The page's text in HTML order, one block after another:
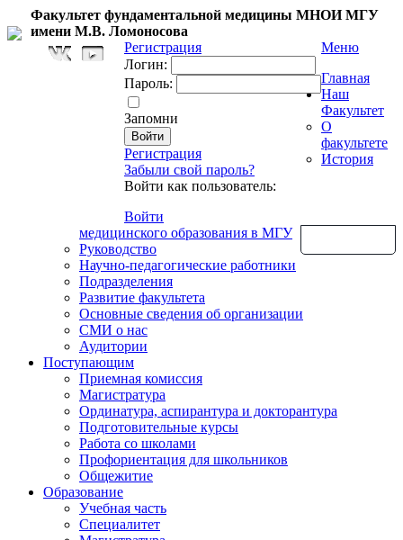
Факультет фундаментальной медицины МНОИ МГУ
имени М.В. Ломоносова
Регистрация
Логин:
Пароль:
Запомни
Регистрация
Забыли свой пароль?
Войти как пользователь:
Войти
Меню
Главная
Наш
Факультет
О
факультете
История
медицинского образования в МГУ
Руководство
Научно-педагогические работники
Подразделения
Развитие факультета
Основные сведения об организации
СМИ о нас
Аудитории
Поступающим
Приемная комиссия
Магистратура
Ординатура, аспирантура и докторантура
Подготовительные курсы
Работа со школами
Профориентация для школьников
Общежитие
Образование
Учебная часть
Специалитет